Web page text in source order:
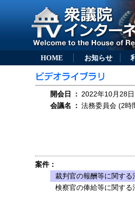
HOME お知らせ
開会日 ： 2022年10月28
会議名
： 法務委員会 (2時
案件：
裁判官の報酬等に関す
検察官の俸給等に関す